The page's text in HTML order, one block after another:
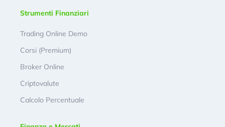
Strumenti Finanziari
Trading Online Demo
Corsi (Premium)
Broker Online
Criptovalute
Calcolo Percentuale